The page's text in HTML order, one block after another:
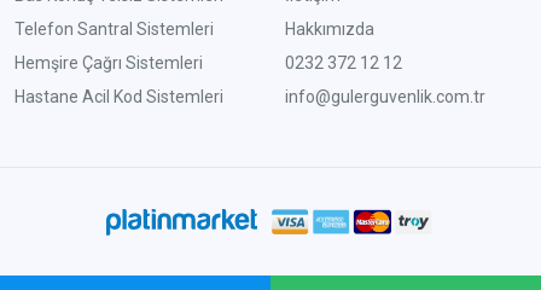
Telefon Santral Sistemleri
Hemşire Çağrı Sistemleri
Hastane Acil Kod Sistemleri
Hakkımızda
0232 372 12 12
info@gulerguvenlik.com.tr